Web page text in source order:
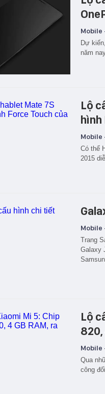
Mobile
Dự
năm
Lộ
hình
Mobile
Có thể
2015
Mobile
Trang
Galaxy
Lộ
820,
Mobile
Qua
công